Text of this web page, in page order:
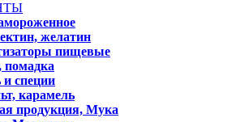
желатин
пищевые
помадка
специи
карамель
продукция, Мука